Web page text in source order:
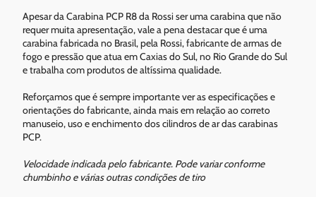
Apesar da Carabina PCP R8 da Rossi ser uma carabina que não
requer muita apresentação, vale a pena destacar que é uma
carabina fabricada no Brasil, pela Rossi, fabricante de armas de
fogo e pressão que atua em Caxias do Sul, no Rio Grande do Sul
e trabalha com produtos de altíssima qualidade.
Reforçamos que é sempre importante ver as especificações e
orientações do fabricante, ainda mais em relação ao correto
manuseio, uso e enchimento dos cilindros de ar das carabinas
PCP.
Velocidade indicada pelo fabricante. Pode variar conforme
chumbinho e várias outras condições de tiro